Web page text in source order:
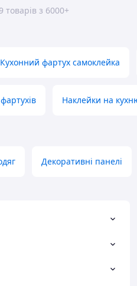
товарів з 6000+
Кухонний фартух самоклейка
Наклейки на
Декоративні панелі